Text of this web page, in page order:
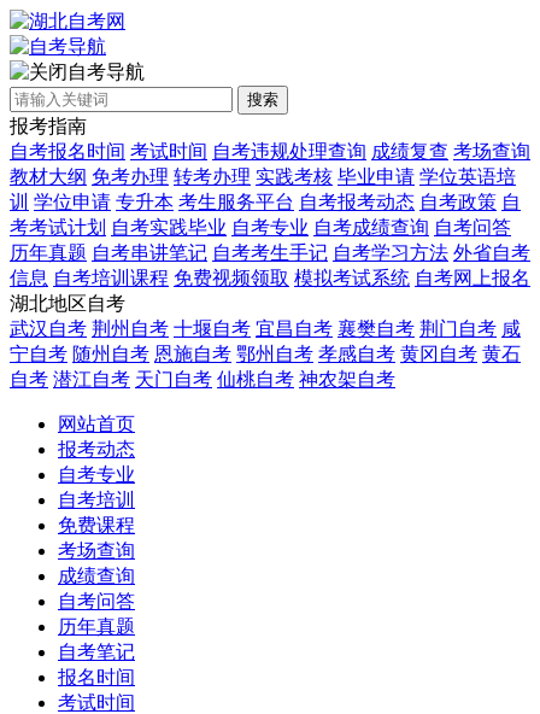
自考导航
搜索
报考指南
自考报名时间 考试时间 自考违规处理查询 成绩复查 考场查询
教材大纲 免考办理 转考办理 实践考核 毕业申请 学位英语培
训 学位申请 专升本 考生服务平台 自考报考动态 自考政策 自
考考试计划 自考实践毕业 自考专业 自考成绩查询 自考问答
历年真题 自考串讲笔记 自考考生手记 自考学习方法 外省自考
信息 自考培训课程 免费视频领取 模拟考试系统 自考网上报名
湖北地区自考
武汉自考 荆州自考 十堰自考 宜昌自考 襄樊自考 荆门自考 咸
宁自考 随州自考 恩施自考 鄂州自考 孝感自考 黄冈自考 黄石
自考 潜江自考 天门自考 仙桃自考 神农架自考
网站首页
报考动态
自考专业
自考培训
免费课程
考场查询
成绩查询
自考问答
历年真题
自考笔记
报名时间
考试时间